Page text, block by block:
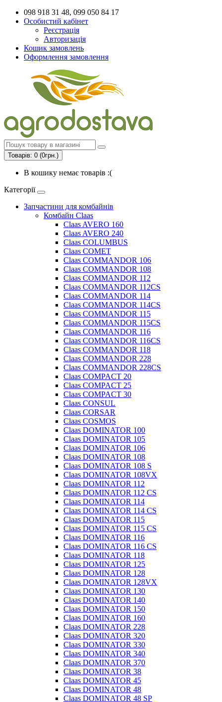
098 918 31 48, 099 050 84 17
Особистий кабінет
Реєстрація
Авторизація
Кошик замовлень
Оформлення замовлення
Товарів: 0 (0грн.)
В кошику немає товарів :(
Категорії
Запчастини для комбайнів
Комбайн Claas
Claas AVERO 160
Claas AVERO 240
Claas COLUMBUS
Claas COMET
Claas COMMANDOR 106
Claas COMMANDOR 108
Claas COMMANDOR 112
Claas COMMANDOR 112CS
Claas COMMANDOR 114
Claas COMMANDOR 114CS
Claas COMMANDOR 115
Claas COMMANDOR 115CS
Claas COMMANDOR 116
Claas COMMANDOR 116CS
Claas COMMANDOR 118
Claas COMMANDOR 228
Claas COMMANDOR 228CS
Claas COMPACT 20
Claas COMPACT 25
Claas COMPACT 30
Claas CONSUL
Claas CORSAR
Claas COSMOS
Claas DOMINATOR 100
Claas DOMINATOR 105
Claas DOMINATOR 106
Claas DOMINATOR 108
Claas DOMINATOR 108 S
Claas DOMINATOR 108VX
Claas DOMINATOR 112
Claas DOMINATOR 112 CS
Claas DOMINATOR 114
Claas DOMINATOR 114 CS
Claas DOMINATOR 115
Claas DOMINATOR 115 CS
Claas DOMINATOR 116
Claas DOMINATOR 116 CS
Claas DOMINATOR 118
Claas DOMINATOR 125
Claas DOMINATOR 128
Claas DOMINATOR 128VX
Claas DOMINATOR 130
Claas DOMINATOR 140
Claas DOMINATOR 150
Claas DOMINATOR 160
Claas DOMINATOR 228
Claas DOMINATOR 320
Claas DOMINATOR 330
Claas DOMINATOR 340
Claas DOMINATOR 370
Claas DOMINATOR 38
Claas DOMINATOR 45
Claas DOMINATOR 48
Claas DOMINATOR 48 SP